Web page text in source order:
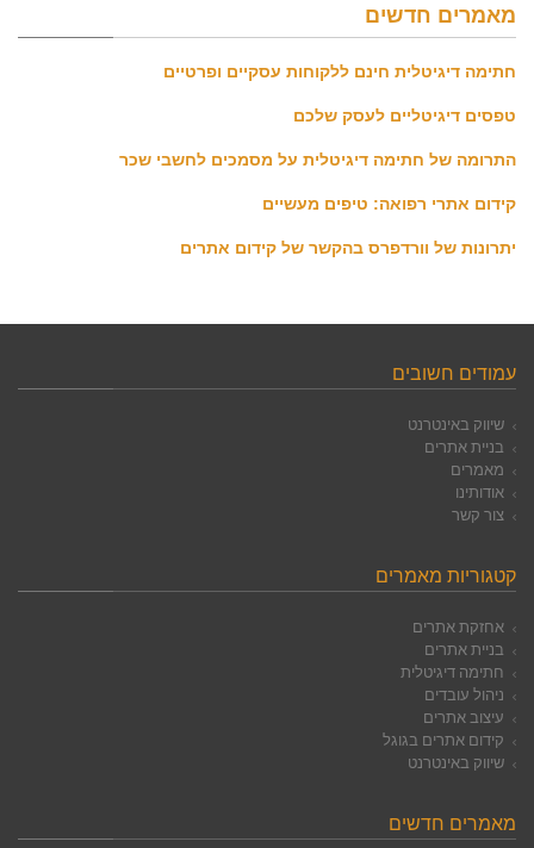
מאמרים חדשים
חתימה דיגיטלית חינם ללקוחות עסקיים ופרטיים
טפסים דיגיטליים לעסק שלכם
התרומה של חתימה דיגיטלית על מסמכים לחשבי שכר
קידום אתרי רפואה: טיפים מעשיים
יתרונות של וורדפרס בהקשר של קידום אתרים
עמודים חשובים
שיווק באינטרנט
בניית אתרים
מאמרים
אודותינו
צור קשר
קטגוריות מאמרים
אחזקת אתרים
בניית אתרים
חתימה דיגיטלית
ניהול עובדים
עיצוב אתרים
קידום אתרים בגוגל
שיווק באינטרנט
מאמרים חדשים